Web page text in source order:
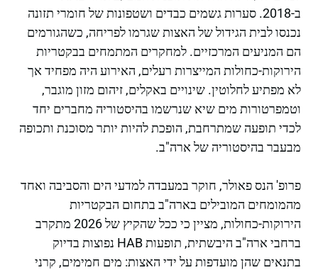
ב-2018. סערות גשמים כבדים ושטפונות של חומרי תזונה
נכנסו לבית הגידול של האצות שגרמו לפריחה, כשהגורמים
הם המניעים המרכזיים. למחקרים המתמחים בבקטריות
הירוקות-כחולות המייצרות רעלים, האירוע היה מפחיד אך
לא מפתיע לחלוטין. שינויים באקלים, זיהום מזון מוגבר,
וטמפרטורות מים שיא שנרשמו בהיסטוריה מחברים יחד
לכדי תופעה שמתרחבת, הופכת להיות יותר מסוכנת ותכופה
מבעבר בהיסטוריה של ארה"ב.
פרופ' הנס פאולר, חוקר במעבדה למדעי הים והסביבה ואחד
מהמומחים המובילים בארה"ב בתחום הבקטריות
הירוקות-כחולות, מציין כי ככל שהקיץ של 2026 מתקרב
ברחבי ארה"ב היבשתית, תופעות HAB נפוצות בדיוק
בתנאים שהן מועדפות על ידי האצות: מים חמימים, קרני